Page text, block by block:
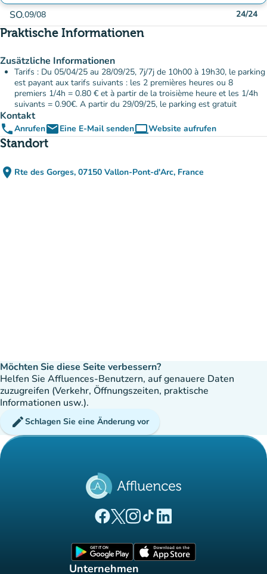
SO.09/08 24/24
Praktische Informationen
Zusätzliche Informationen
Tarifs : Du 05/04/25 au 28/09/25, 7j/7j de 10h00 à 19h30, le parking
est payant aux tarifs suivants : les 2 premières heures ou 8
premiers 1/4h = 0.80 € et à partir de la troisième heure et les 1/4h
suivants = 0.90€. A partir du 29/09/25, le parking est gratuit
Kontakt
phoneAnrufenemailEine E-Mail sendencomputerWebsite aufrufen
(new tab)
Standort
place Rte des Gorges, 07150 Vallon-Pont-d'Arc, France
(in Google Maps öffnen)
(new tab)
Möchten Sie diese Seite verbessern?
Helfen Sie Affluences-Benutzern, auf genauere Daten
zuzugreifen (Verkehr, Öffnungszeiten, praktische
Informationen usw.).
editSchlagen Sie eine Änderung vor
(new tab)
(new tab)
(new tab)(new tab)
(new tab)
Unternehmen